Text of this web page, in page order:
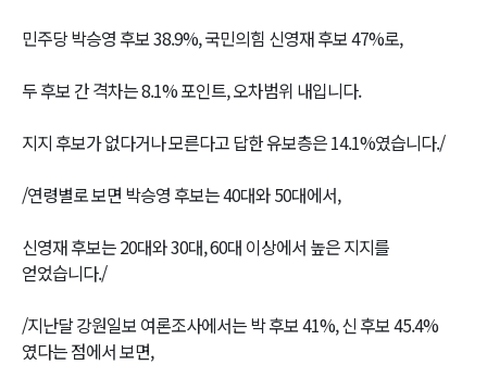
민주당 박승영 후보 38.9%, 국민의힘 신영재 후보 47%로,
두 후보 간 격차는 8.1% 포인트, 오차범위 내입니다.
지지 후보가 없다거나 모른다고 답한 유보층은 14.1%였습니다./
/연령별로 보면 박승영 후보는 40대와 50대에서,
신영재 후보는 20대와 30대, 60대 이상에서 높은 지지를
얻었습니다./
/지난달 강원일보 여론조사에서는 박 후보 41%, 신 후보 45.4%
였다는 점에서 보면,